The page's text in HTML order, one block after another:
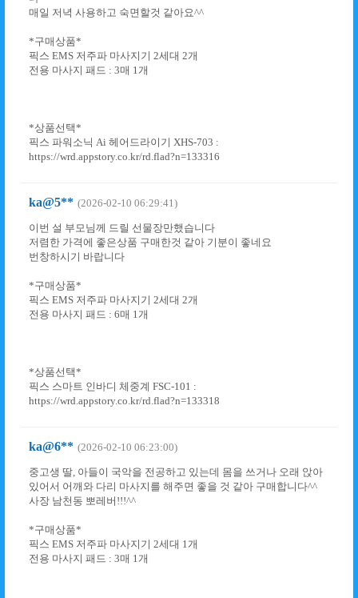
매일 저녁 사용하고 숙면할것 같아요^^
*구매상품*
픽스 EMS 저주파 마사지기 2세대 2개
전용 마사지 패드 : 3매 1개
*상품선택*
픽스 파워소닉 Ai 헤어드라이기 XHS-703 :
https://wrd.appstory.co.kr/rd.flad?n=133316
ka@5** (2026-02-10 06:29:41)
이번 설 부모님께 드릴 선물장만했습니다
저렴한 가격에 좋은상품 구매한것 같아 기분이 좋네요
번창하시기 바랍니다
*구매상품*
픽스 EMS 저주파 마사지기 2세대 2개
전용 마사지 패드 : 6매 1개
*상품선택*
픽스 스마트 인바디 체중계 FSC-101 :
https://wrd.appstory.co.kr/rd.flad?n=133318
ka@6** (2026-02-10 06:23:00)
중고생 딸, 아들이 국악을 전공하고 있는데 몸을 쓰거나 오래 앉아
있어서 어깨와 다리 마사지를 해주면 좋을 것 같아 구매합니다^^
사장 남천동 뽀레버!!!^^
*구매상품*
픽스 EMS 저주파 마사지기 2세대 1개
전용 마사지 패드 : 3매 1개